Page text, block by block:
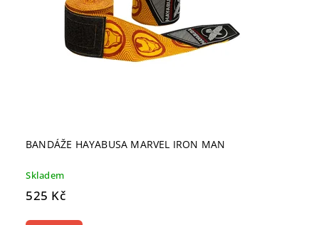
BANDÁŽE HAYABUSA MARVEL IRON MAN
Skladem
525 Kč